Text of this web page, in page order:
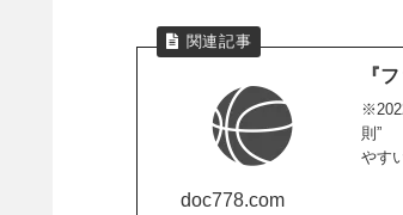
『
則”
やす
doc778.com